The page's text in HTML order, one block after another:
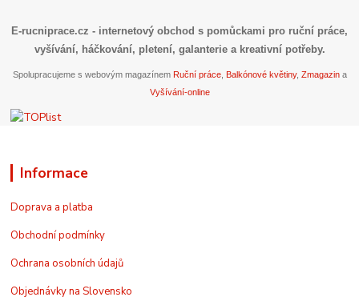
E-rucniprace.cz - internetový obchod s pomůckami pro ruční práce,
vyšívání, háčkování, pletení, galanterie a kreativní potřeby.
Spolupracujeme s webovým magazínem Ruční práce, Balkónové květiny, Zmagazina
Vyšívání-online
Informace
Doprava a platba
Obchodní podmínky
Ochrana osobních údajů
Objednávky na Slovensko